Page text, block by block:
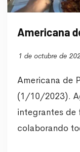
Americana
1 de octubre de
Americana de
(1/10/2023).
integrantes de
colaborando